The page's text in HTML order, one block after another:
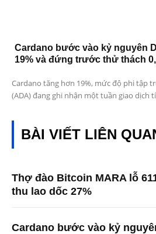
Cardano bước vào kỷ nguyên
19% và đứng trước thử thách
Cardano tăng hơn 19%, mức độ phi tập
(ADA) đang ghi nhận một tuần giao dịch
BÀI VIẾT LIÊN
Thợ đào Bitcoin MARA lỗ
thu lao dốc 27%
Cardano bước vào kỷ